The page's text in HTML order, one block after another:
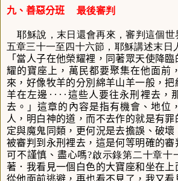
九、善惡分班 最後審判
耶穌說，末日還會再來，審判這個
五章三十一至四十六節，耶穌講述末日
「當人子在他榮耀裡，同著眾天使降
耀的寶座上，萬民都要聚集在他面前
來，好像牧羊的分別綿羊山羊一般，
羊在左邊‥‥這些人要往永刑裡去，
去。 」這章的內容是指有機會、地位
人，明白神的道，而不去作的就是有罪
定與魔鬼同類，更何況是去擔誤、破
被審判到永刑裡去，這是何等明確的審
可不謹慎、盡心嗎?啟示錄第二十章十
著．我看見一個白色的大寶座和坐在
從他面前逃避，再也看不見了，我又